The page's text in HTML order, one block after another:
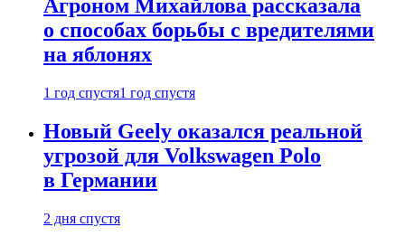
Агроном Михайлова рассказала
о способах борьбы с вредителями
на яблонях
1 год спустя1 год спустя
Новый Geely оказался реальной
угрозой для Volkswagen Polo
в Германии
2 дня спустя